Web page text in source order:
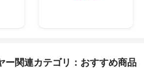
ー関連カテゴリ：おすすめ商品